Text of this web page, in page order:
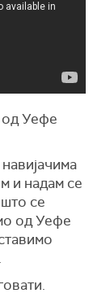
од Уефе
и надам се
се
од Уефе